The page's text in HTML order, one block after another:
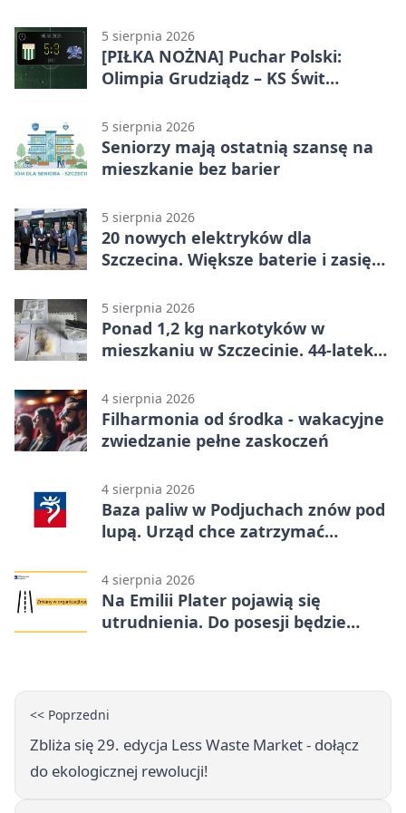
5 sierpnia 2026
[PIŁKA NOŻNA] Puchar Polski:
Olimpia Grudziądz – KS Świt
stracił dwubramkowe prowadzenie
5 sierpnia 2026
Seniorzy mają ostatnią szansę na
mieszkanie bez barier
5 sierpnia 2026
20 nowych elektryków dla
Szczecina. Większe baterie i zasięg
5 sierpnia 2026
Ponad 1,2 kg narkotyków w
mieszkaniu w Szczecinie. 44-latek
4 sierpnia 2026
Filharmonia od środka - wakacyjne
zwiedzanie pełne zaskoczeń
4 sierpnia 2026
Baza paliw w Podjuchach znów pod
lupą. Urząd chce zatrzymać
4 sierpnia 2026
Na Emilii Plater pojawią się
utrudnienia. Do posesji będzie
<< Poprzedni
Zbliża się 29. edycja Less Waste Market - dołącz
do ekologicznej rewolucji!